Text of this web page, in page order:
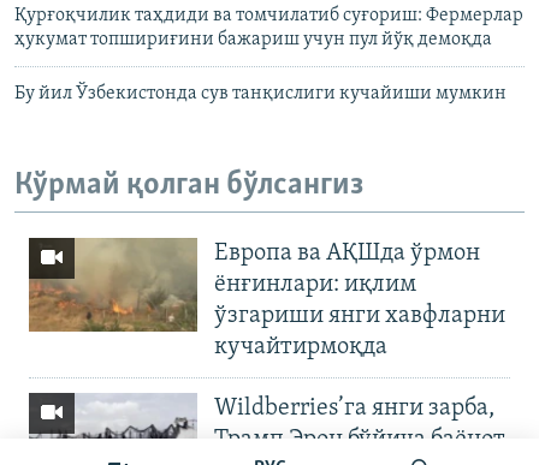
Қурғоқчилик таҳдиди ва томчилатиб суғориш: Фермерлар
ҳукумат топшириғини бажариш учун пул йўқ демоқда
Бу йил Ўзбекистонда сув танқислиги кучайиши мумкин
Кўрмай қолган бўлсангиз
Европа ва АҚШда ўрмон
ёнғинлари: иқлим
ўзгариши янги хавфларни
кучайтирмоқда
Wildberries’га янги зарба,
Трамп Эрон бўйича баёнот